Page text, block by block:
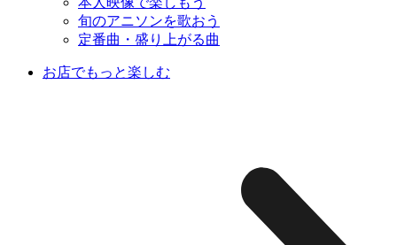
旬のアニソンを歌おう
定番曲・盛り上がる曲
お店でもっと楽しむ